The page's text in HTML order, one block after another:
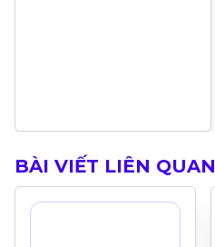
BÀI VIẾT LIÊN QUAN